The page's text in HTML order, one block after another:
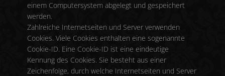
einem Computersystem abgelegt und gespeichert
werden.
Zahlreiche Internetseiten und Server verwenden
Cookies. Viele Cookies enthalten eine sogenannte
Cookie-ID. Eine Cookie-ID ist eine eindeutige
Kennung des Cookies. Sie besteht aus einer
Zeichenfolge, durch welche Internetseiten und Server